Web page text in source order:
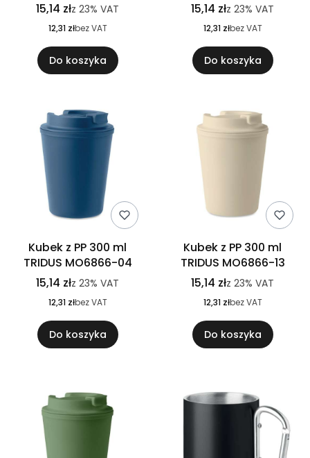
15,14 złz 23% VAT
12,31 złbez VAT
Do koszyka
15,14 złz 23% VAT
12,31 złbez VAT
Do koszyka
Kubek z PP 300 ml
TRIDUS MO6866-04
15,14 złz 23% VAT
12,31 złbez VAT
Do koszyka
Kubek z PP 300 ml
TRIDUS MO6866-13
15,14 złz 23% VAT
12,31 złbez VAT
Do koszyka